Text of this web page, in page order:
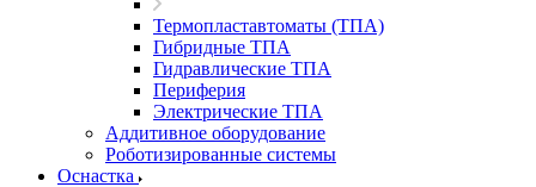
Термопластавтоматы (ТПА)
Гибридные ТПА
Гидравлические ТПА
Периферия
Электрические ТПА
Аддитивное оборудование
Роботизированные системы
Оснастка